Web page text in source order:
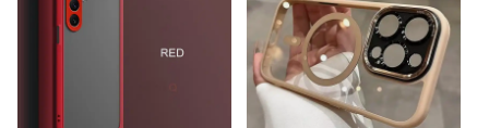
repair tools, making it an attractive option for
businesses looking to offer a comprehensive repair
service to their customers. The TAPETTINO PER
RIPARAZIONE SMARTPHONE is not just a
product; it's a solution that caters to the needs of
professionals and individuals alike.